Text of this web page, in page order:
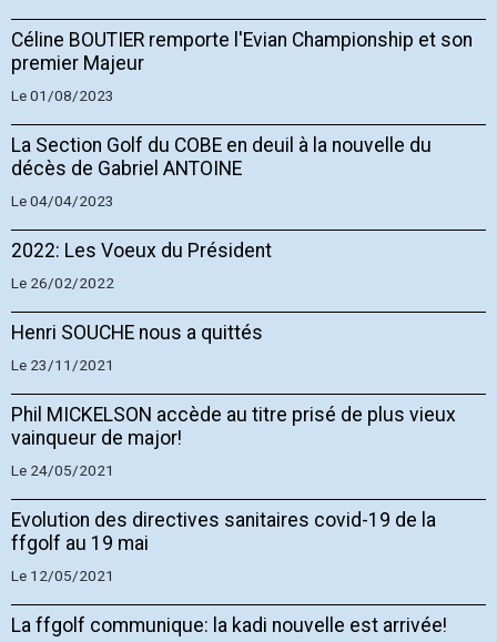
Céline BOUTIER remporte l'Evian Championship et son
premier Majeur
Le 01/08/2023
La Section Golf du COBE en deuil à la nouvelle du
décès de Gabriel ANTOINE
Le 04/04/2023
2022: Les Voeux du Président
Le 26/02/2022
Henri SOUCHE nous a quittés
Le 23/11/2021
Phil MICKELSON accède au titre prisé de plus vieux
vainqueur de major!
Le 24/05/2021
Evolution des directives sanitaires covid-19 de la
ffgolf au 19 mai
Le 12/05/2021
La ffgolf communique: la kadi nouvelle est arrivée!